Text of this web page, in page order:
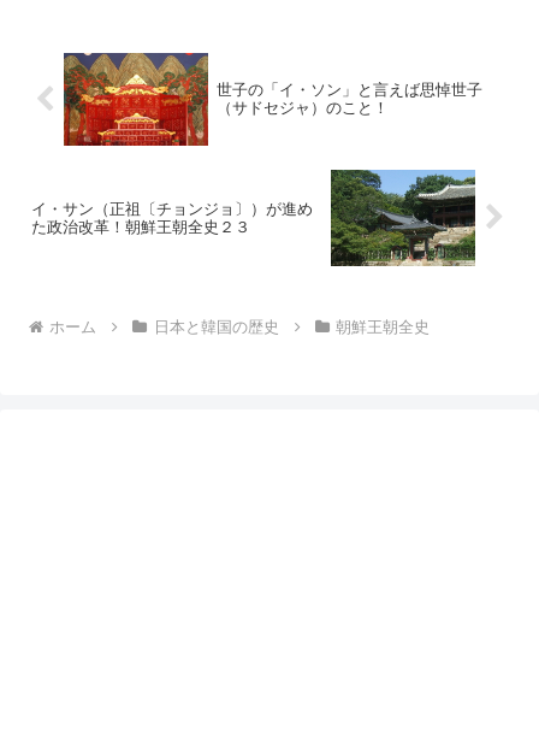
世子の「イ・ソン」と言えば思悼世子
（サドセジャ）のこと！
イ・サン（正祖〔チョンジョ〕）が進め
た政治改革！朝鮮王朝全史２３
ホーム 日本と韓国の歴史 朝鮮王朝全史